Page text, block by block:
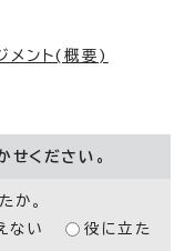
メント(概要)
せください。
か。
ない
役に立た